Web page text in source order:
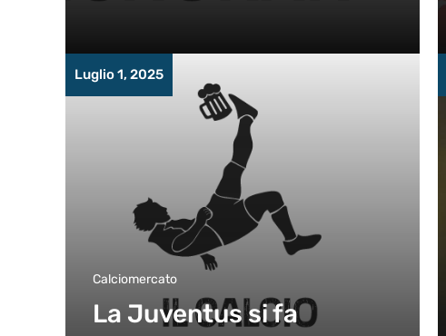
Luglio 1, 2025
Calciomercato
La Juventus si fa